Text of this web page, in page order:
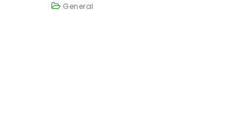
General